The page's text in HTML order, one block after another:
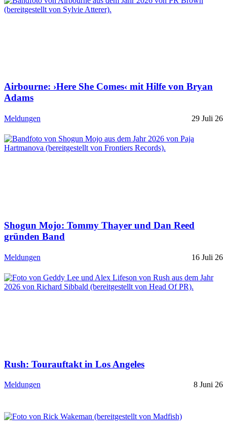
Airbourne: ›Here She Comes‹ mit Hilfe von Bryan
Adams
Meldungen 29 Juli 26
Shogun Mojo: Tommy Thayer und Dan Reed
gründen Band
Meldungen 16 Juli 26
Rush: Tourauftakt in Los Angeles
Meldungen 8 Juni 26